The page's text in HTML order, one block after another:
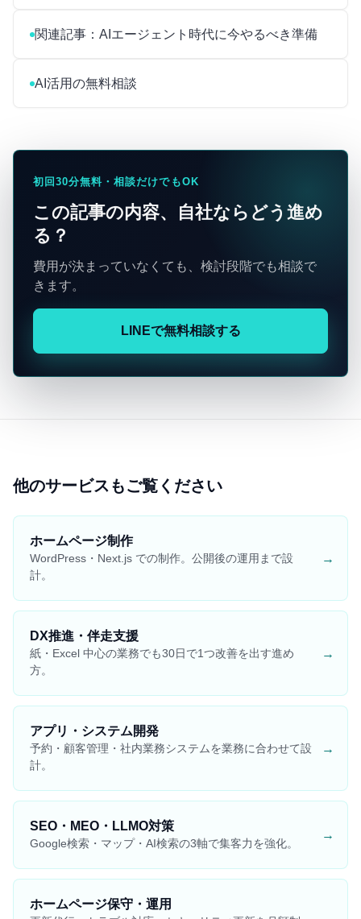
関連記事：AIエージェント時代に今やるべき準備
AI活用の無料相談
初回30分無料・相談だけでもOK
この記事の内容、自社ならどう進め
る？
費用が決まっていなくても、検討段階でも相談で
きます。
LINEで無料相談する
他のサービスもご覧ください
ホームページ制作
WordPress・Next.js での制作。公開後の運用まで設
計。
→
DX推進・伴走支援
紙・Excel 中心の業務でも30日で1つ改善を出す進め
方。
→
アプリ・システム開発
予約・顧客管理・社内業務システムを業務に合わせて設
計。
→
SEO・MEO・LLMO対策
Google検索・マップ・AI検索の3軸で集客力を強化。
→
ホームページ保守・運用